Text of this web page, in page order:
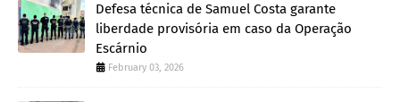
Defesa técnica de Samuel Costa garante
liberdade provisória em caso da Operação
Escárnio
February 03, 2026